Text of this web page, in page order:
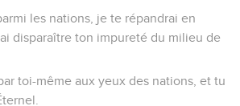
les nations, je te répandrai en
disparaître ton impureté du milieu de
toi-même aux yeux des nations, et tu